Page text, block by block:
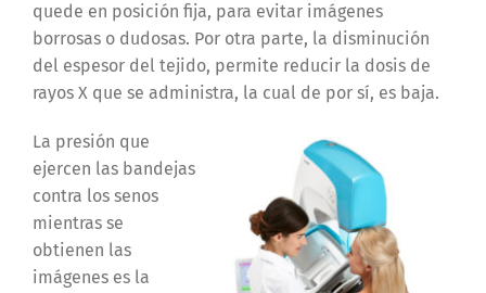
quede en posición fija, para evitar imágenes
borrosas o dudosas. Por otra parte, la disminución
del espesor del tejido, permite reducir la dosis de
rayos X que se administra, la cual de por sí, es baja.
La presión que
ejercen las bandejas
contra los senos
mientras se
obtienen las
imágenes es la